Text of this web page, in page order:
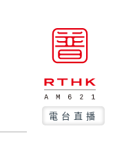
電台直播